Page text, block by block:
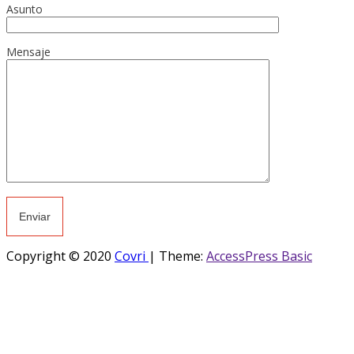
Asunto
Mensaje
Copyright © 2020 Covri | Theme: AccessPress Basic